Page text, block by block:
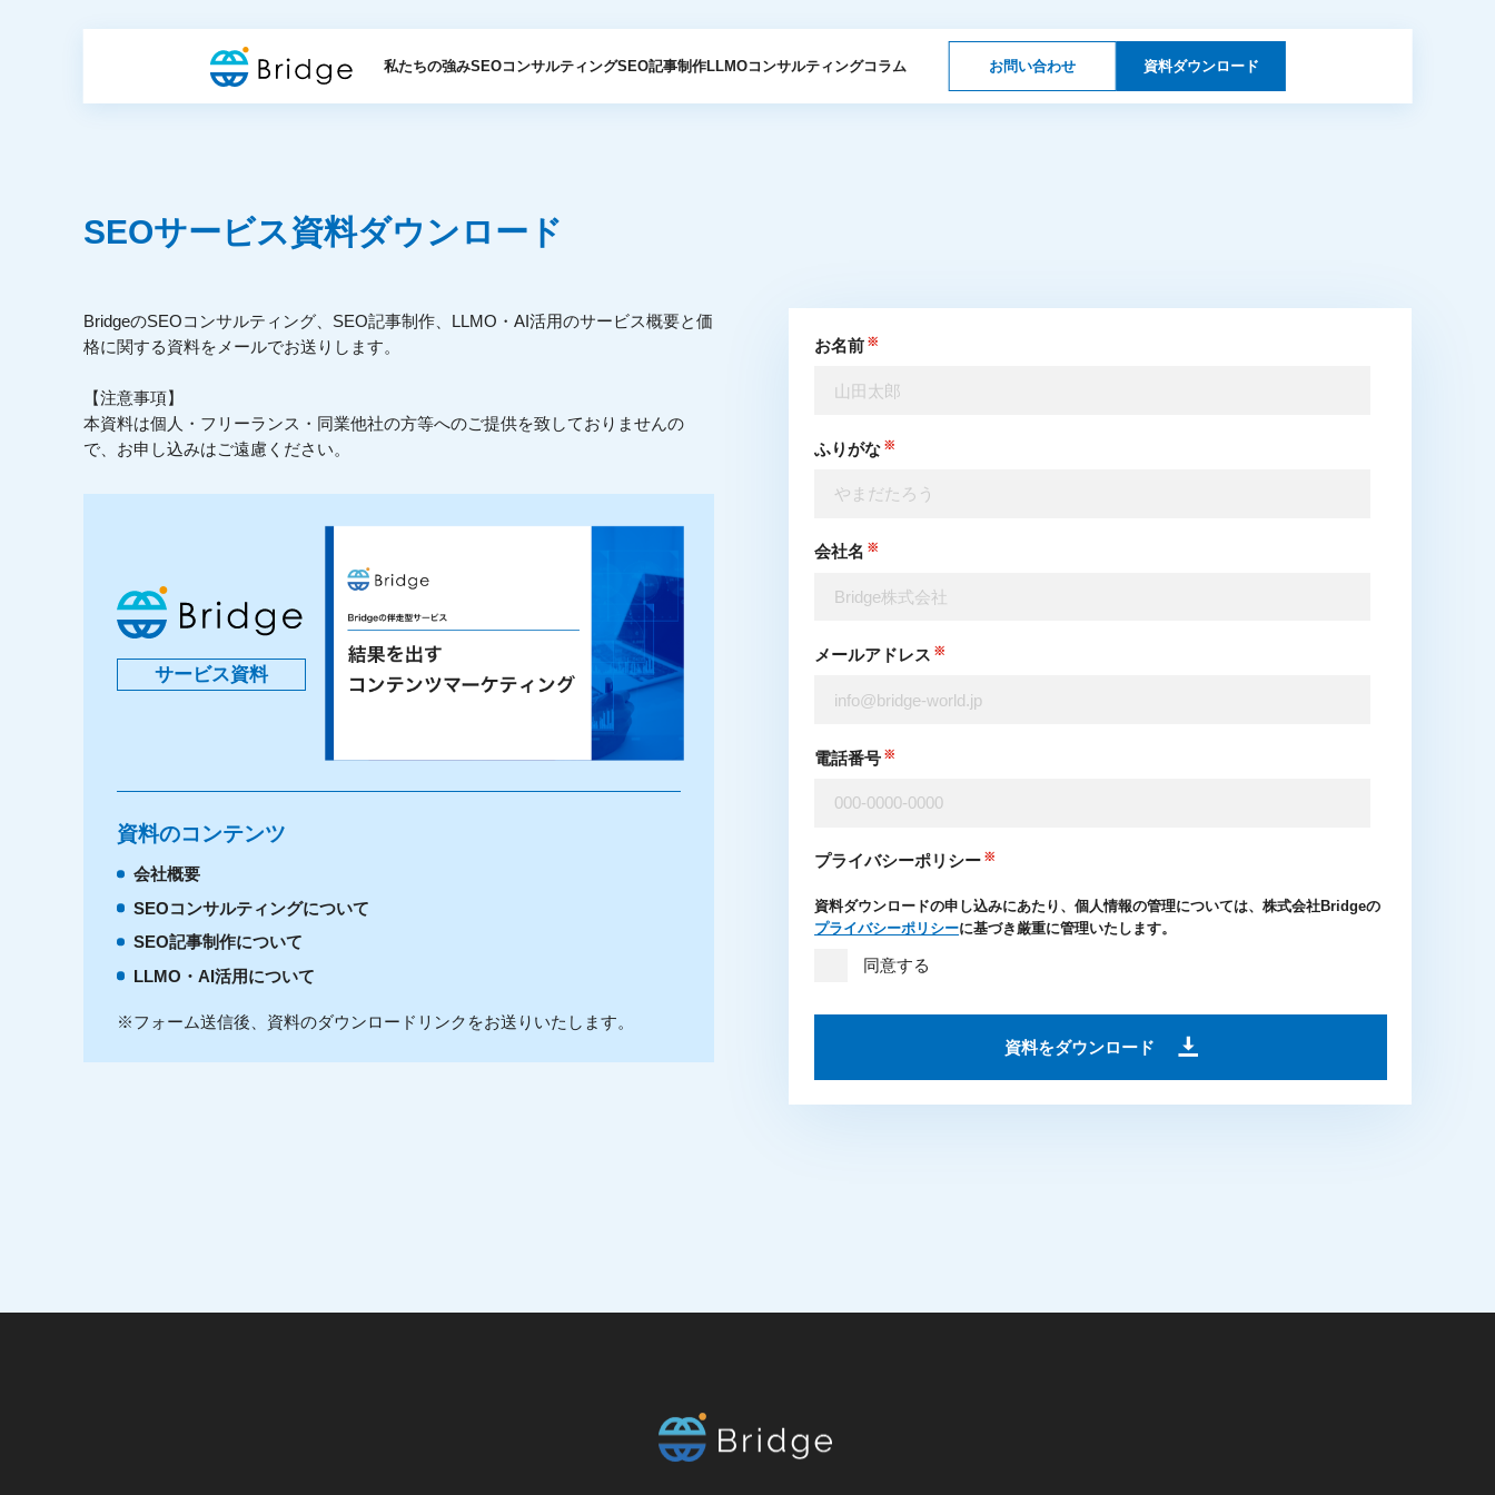
私たちの強みSEOコンサルティングSEO記事制作LLMOコンサルティングコラム お問い合わせ 資料ダウンロード
SEOサービス資料ダウンロード
BridgeのSEOコンサルティング、SEO記事制作、LLMO・AI活用のサービス概要と価
格に関する資料をメールでお送りします。
【注意事項】
本資料は個人・フリーランス・同業他社の方等へのご提供を致しておりませんの
で、お申し込みはご遠慮ください。
サービス資料
資料のコンテンツ
会社概要
SEOコンサルティングについて
SEO記事制作について
LLMO・AI活用について
※フォーム送信後、資料のダウンロードリンクをお送りいたします。
お名前
ふりがな
会社名
メールアドレス
電話番号
プライバシーポリシー
資料ダウンロードの申し込みにあたり、個人情報の管理については、株式会社Bridgeの
プライバシーポリシーに基づき厳重に管理いたします。
同意する